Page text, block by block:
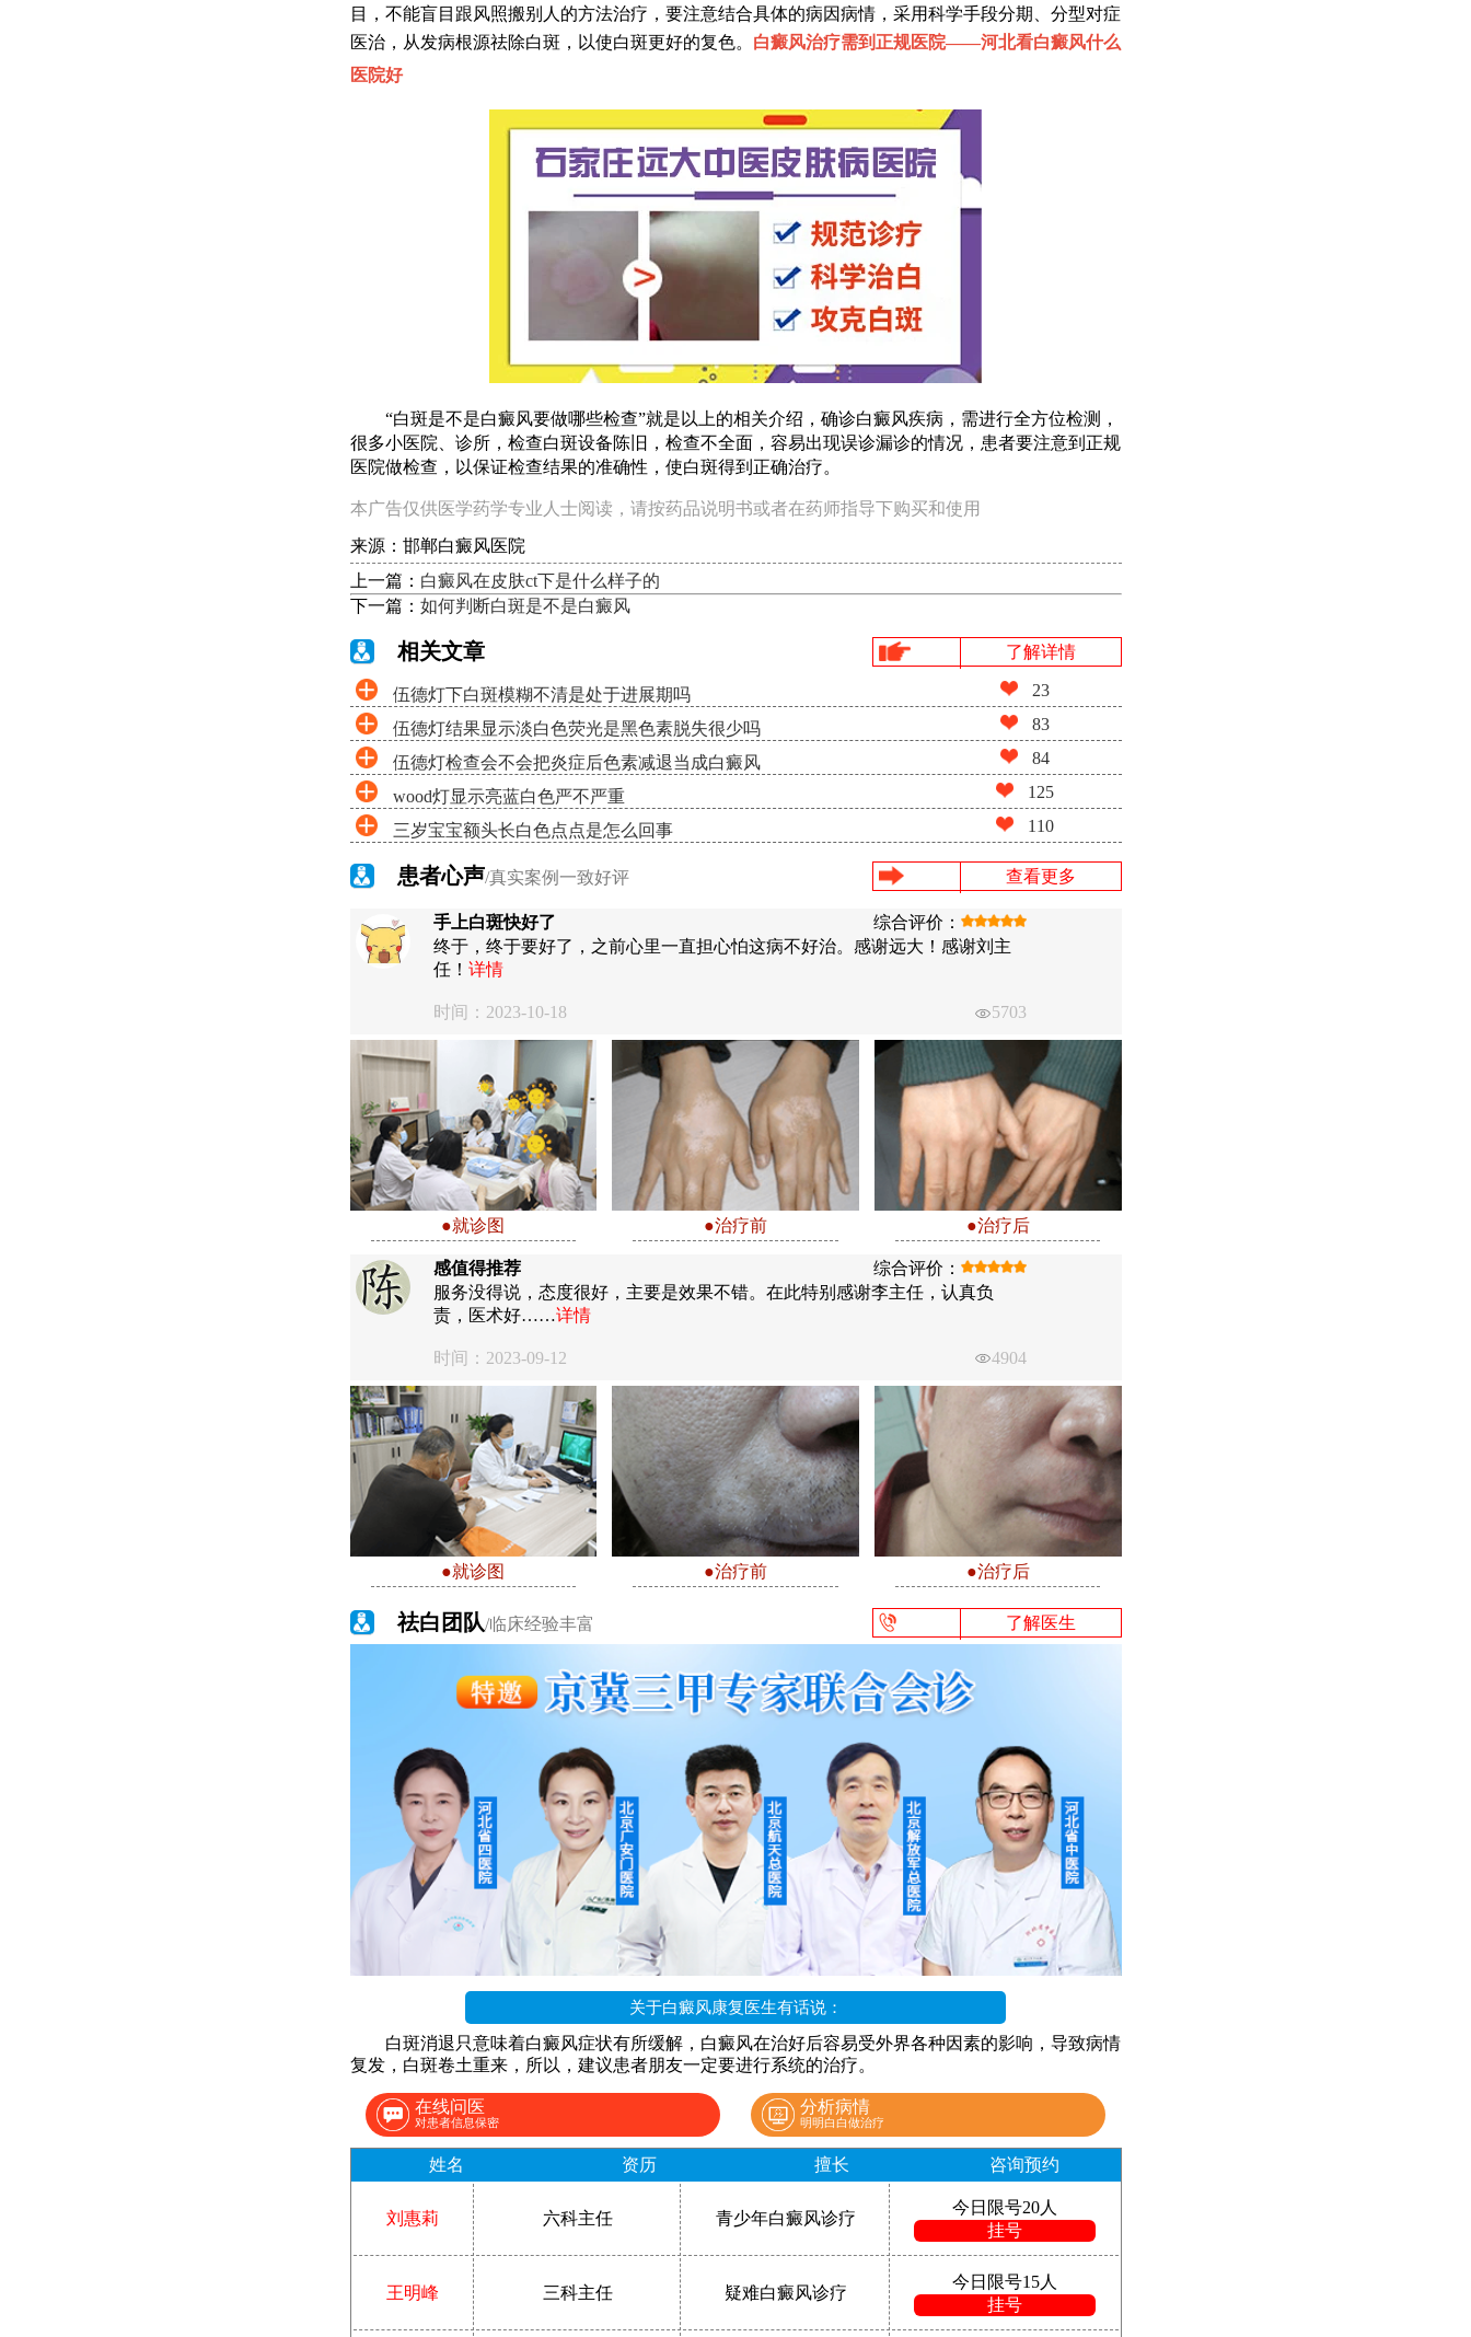
目，不能盲目跟风照搬别人的方法治疗，要注意结合具体的病因病情，采用科学手段分期、分型对症
医治，从发病根源祛除白斑，以使白斑更好的复色。 白癜风治疗需到正规医院——河北看白癜风什么
医院好
“白斑是不是白癜风要做哪些检查”就是以上的相关介绍，确诊白癜风疾病，需进行全方位检测，
很多小医院、诊所，检查白斑设备陈旧，检查不全面，容易出现误诊漏诊的情况，患者要注意到正规
医院做检查，以保证检查结果的准确性，使白斑得到正确治疗。
本广告仅供医学药学专业人士阅读，请按药品说明书或者在药师指导下购买和使用
来源：邯郸白癜风医院
上一篇： 白癜风在皮肤ct下是什么样子的
下一篇： 如何判断白斑是不是白癜风
相关文章 了解详情
伍德灯下白斑模糊不清是处于进展期吗 23
伍德灯结果显示淡白色荧光是黑色素脱失很少吗 83
伍德灯检查会不会把炎症后色素减退当成白癜风 84
wood灯显示亮蓝白色严不严重 125
三岁宝宝额头长白色点点是怎么回事 110
患者心声/真实案例一致好评 查看更多
手上白斑快好了
综合评价：
终于，终于要好了，之前心里一直担心怕这病不好治。感谢远大！感谢刘主
任！ 详情
时间：2023-10-18 5703
●就诊图 ●治疗前 ●治疗后
感值得推荐
综合评价：
服务没得说，态度很好，主要是效果不错。在此特别感谢李主任，认真负
责，医术好……详情
时间：2023-09-12 4904
●就诊图 ●治疗前 ●治疗后
祛白团队/临床经验丰富 了解医生
关于白癜风康复医生有话说：
白斑消退只意味着白癜风症状有所缓解，白癜风在治好后容易受外界各种因素的影响，导致病情
复发，白斑卷土重来，所以，建议患者朋友一定要进行系统的治疗。
在线问医
对患者信息保密
分析病情
明明白白做治疗
姓名 资历 擅长 咨询预约
刘惠莉 六科主任 青少年白癜风诊疗
今日限号20人
挂号
王明峰 三科主任 疑难白癜风诊疗
今日限号15人
挂号